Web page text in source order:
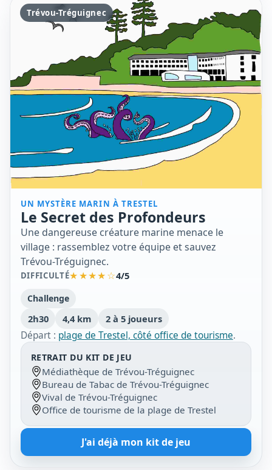
Trévou-Tréguignec
UN MYSTÈRE MARIN À TRESTEL
Le Secret des Profondeurs
Une dangereuse créature marine menace le
village : rassemblez votre équipe et sauvez
Trévou-Tréguignec.
DIFFICULTÉ★★★★☆4/5
Challenge
2h30 4,4 km 2 à 5 joueurs
Départ : plage de Trestel, côté office de tourisme.
RETRAIT DU KIT DE JEU
Médiathèque de Trévou-Tréguignec
Bureau de Tabac de Trévou-Tréguignec
Vival de Trévou-Tréguignec
Office de tourisme de la plage de Trestel
J'ai déjà mon kit de jeu